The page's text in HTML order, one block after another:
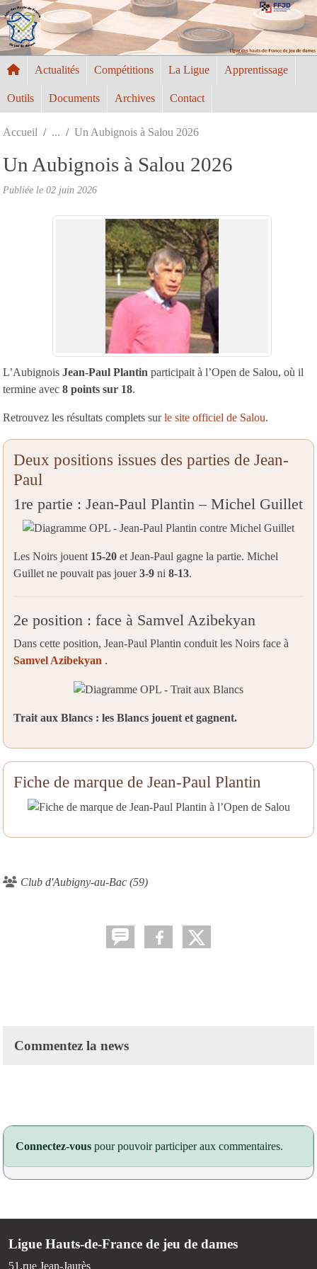
Actualités Compétitions La Ligue Apprentissage
Outils Documents Archives Contact
Accueil Un Aubignois à Salou 2026
Un Aubignois à Salou 2026
Publiée le 02 juin 2026
L’Aubignois Jean-Paul Plantin participait à l’Open de Salou, où il
termine avec 8 points sur 18.
Retrouvez les résultats complets surle site officiel de Salou.
Deux positions issues des parties de Jean-
Paul
1re partie : Jean-Paul Plantin – Michel Guillet
Les Noirs jouent 15-20 et Jean-Paul gagne la partie. Michel
Guillet ne pouvait pas jouer3-9 ni 8-13.
2e position : face à Samvel Azibekyan
Dans cette position, Jean-Paul Plantin conduit les Noirs face à
Samvel Azibekyan .
Trait aux Blancs : les Blancs jouent et gagnent.
Fiche de marque de Jean-Paul Plantin
Club d'Aubigny-au-Bac (59)
Commentez la news
Connectez-vous pour pouvoir participer aux commentaires.
Ligue Hauts-de-France de jeu de dames
51,rue Jean-Jaurès
Panneau de gestion des cookies